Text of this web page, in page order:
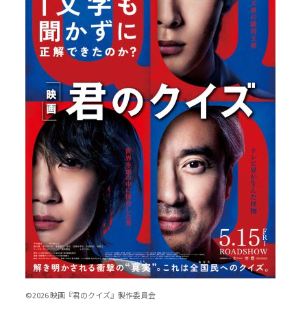
©2026 映画『君のクイズ』製作委員会